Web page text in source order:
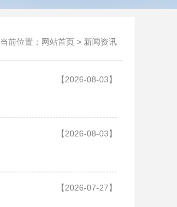
当前位置： 网站首页 > 新闻资讯
【2026-08-03】
【2026-08-03】
【2026-07-27】